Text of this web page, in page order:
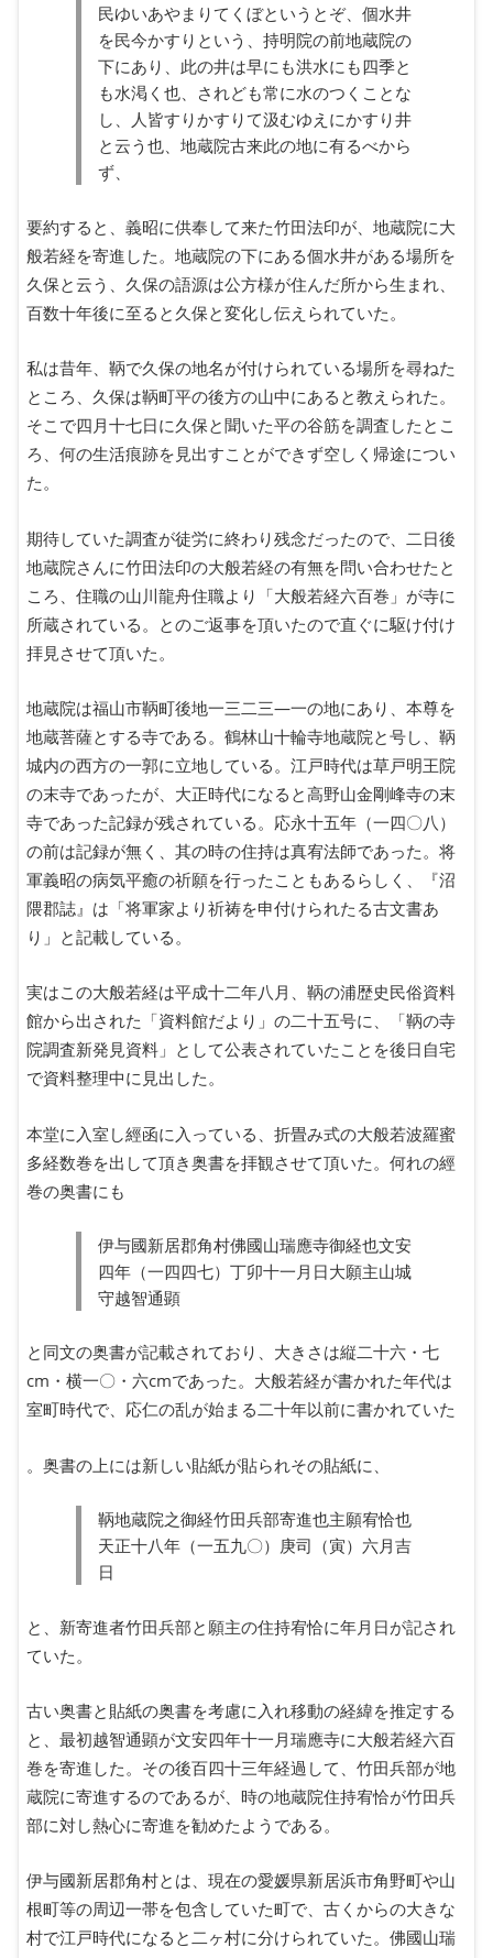
民ゆいあやまりてくぼというとぞ、個水井
を民今かすりという、持明院の前地蔵院の
下にあり、此の井は早にも洪水にも四季と
も水渇く也、されども常に水のつくことな
し、人皆すりかすりて汲むゆえにかすり井
と云う也、地蔵院古来此の地に有るべから
ず、
要約すると、義昭に供奉して来た竹田法印が、地蔵院に大
般若経を寄進した。地蔵院の下にある個水井がある場所を
久保と云う、久保の語源は公方様が住んだ所から生まれ、
百数十年後に至ると久保と変化し伝えられていた。
私は昔年、鞆で久保の地名が付けられている場所を尋ねた
ところ、久保は鞆町平の後方の山中にあると教えられた。
そこで四月十七日に久保と聞いた平の谷筋を調査したとこ
ろ、何の生活痕跡を見出すことができず空しく帰途につい
た。
期待していた調査が徒労に終わり残念だったので、二日後
地蔵院さんに竹田法印の大般若経の有無を問い合わせたと
ころ、住職の山川龍舟住職より「大般若経六百巻」が寺に
所蔵されている。とのご返事を頂いたので直ぐに駆け付け
拝見させて頂いた。
地蔵院は福山市鞆町後地一三二三―一の地にあり、本尊を
地蔵菩薩とする寺である。鶴林山十輪寺地蔵院と号し、鞆
城内の西方の一郭に立地している。江戸時代は草戸明王院
の末寺であったが、大正時代になると高野山金剛峰寺の末
寺であった記録が残されている。応永十五年（一四〇八）
の前は記録が無く、其の時の住持は真宥法師であった。将
軍義昭の病気平癒の祈願を行ったこともあるらしく、『沼
隈郡誌』は「将軍家より祈祷を申付けられたる古文書あ
り」と記載している。
実はこの大般若経は平成十二年八月、鞆の浦歴史民俗資料
館から出された「資料館だより」の二十五号に、「鞆の寺
院調査新発見資料」として公表されていたことを後日自宅
で資料整理中に見出した。
本堂に入室し經函に入っている、折畳み式の大般若波羅蜜
多経数巻を出して頂き奥書を拝観させて頂いた。何れの經
巻の奥書にも
伊与國新居郡角村佛國山瑞應寺御経也文安
四年（一四四七）丁卯十一月日大願主山城
守越智通顕
と同文の奥書が記載されており、大きさは縦二十六・七
cm・横一〇・六cmであった。大般若経が書かれた年代は
室町時代で、応仁の乱が始まる二十年以前に書かれていた
。奥書の上には新しい貼紙が貼られその貼紙に、
鞆地蔵院之御経竹田兵部寄進也主願宥恰也
天正十八年（一五九〇）庚司（寅）六月吉
日
と、新寄進者竹田兵部と願主の住持宥恰に年月日が記され
ていた。
古い奥書と貼紙の奥書を考慮に入れ移動の経緯を推定する
と、最初越智通顕が文安四年十一月瑞應寺に大般若経六百
巻を寄進した。その後百四十三年経過して、竹田兵部が地
蔵院に寄進するのであるが、時の地蔵院住持宥恰が竹田兵
部に対し熱心に寄進を勧めたようである。
伊与國新居郡角村とは、現在の愛媛県新居浜市角野町や山
根町等の周辺一帯を包含していた町で、古くからの大きな
村で江戸時代になると二ヶ村に分けられていた。佛國山瑞